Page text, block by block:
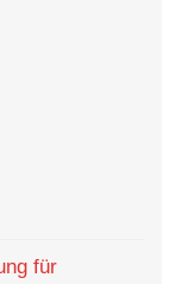
für